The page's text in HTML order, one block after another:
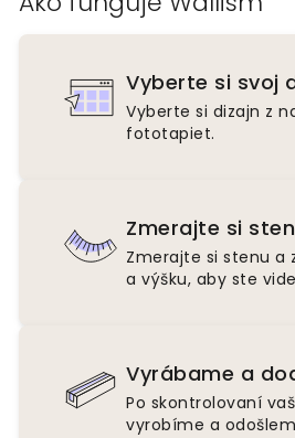
Vyberte si svoj
Vyberte si dizajn z
fototapiet.
Zmerajte si
Zmerajte si stenu a
a výšku, aby ste
Vyrábame a
Po skontrolovaní
vyrobíme a